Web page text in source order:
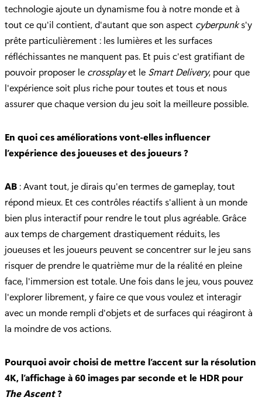
technologie ajoute un dynamisme fou à notre monde et à
tout ce qu'il contient, d'autant que son aspect cyberpunks'y
prête particulièrement : les lumières et les surfaces
réfléchissantes ne manquent pas. Et puis c'est gratifiant de
pouvoir proposer le crossplayet le Smart Delivery, pour que
l'expérience soit plus riche pour toutes et tous et nous
assurer que chaque version du jeu soit la meilleure possible.
En quoi ces améliorations vont-elles influencer
l’expérience des joueuses et des joueurs ?
AB : Avant tout, je dirais qu'en termes de gameplay, tout
répond mieux. Et ces contrôles réactifs s'allient à un monde
bien plus interactif pour rendre le tout plus agréable. Grâce
aux temps de chargement drastiquement réduits, les
joueuses et les joueurs peuvent se concentrer sur le jeu sans
risquer de prendre le quatrième mur de la réalité en pleine
face, l'immersion est totale. Une fois dans le jeu, vous pouvez
l'explorer librement, y faire ce que vous voulez et interagir
avec un monde rempli d'objets et de surfaces qui réagiront à
la moindre de vos actions.
Pourquoi avoir choisi de mettre l’accent sur la résolution
4K, l’affichage à 60 images par seconde et le HDR pour
The Ascent?